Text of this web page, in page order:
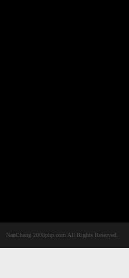
NanChang 2008php.com All Rights Reserved.